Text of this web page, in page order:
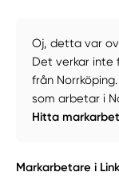
Oj, detta var
Det verkar inte
från
som arbetar i
Hitta
Markarbetare i